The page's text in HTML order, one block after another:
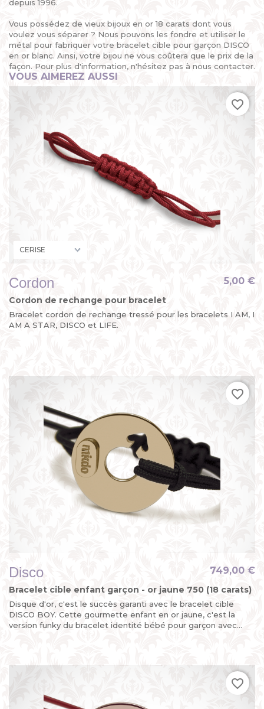
depuis 1996.
Vous possédez de vieux bijoux en or 18 carats dont vous
voulez vous séparer ? Nous pouvons les fondre et utiliser le
métal pour fabriquer votre bracelet cible pour garçon DISCO
en or blanc. Ainsi, votre bijou ne vous coûtera que le prix de la
façon. Pour plus d'information, n'hésitez pas à nous contacter.
VOUS AIMEREZ AUSSI
Cordon
Cordon de rechange pour bracelet
Bracelet cordon de rechange tressé pour les bracelets I AM, I
AM A STAR, DISCO et LIFE.
5,00 €
favorite_border
Disco
Bracelet cible enfant garçon - or jaune 750 (18 carats)
Disque d'or, c'est le succès garanti avec le bracelet cible
DISCO BOY. Cette gourmette enfant en or jaune, c'est la
version funky du bracelet identité bébé pour garçon avec...
749,00 €
favorite_border
favorite_border